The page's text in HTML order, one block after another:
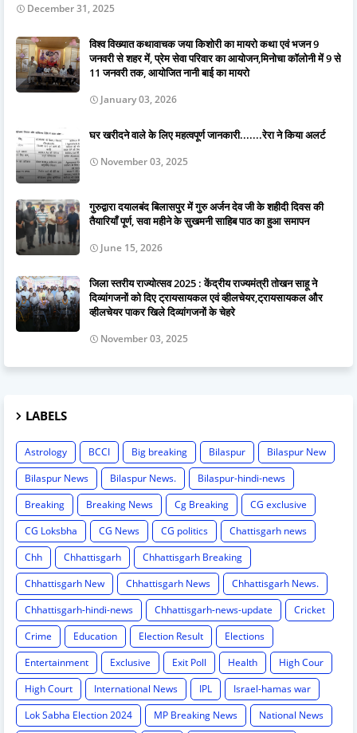
December 31, 2025
विश्व विख्यात कथावाचक जया किशोरी का मायरो कथा एवं भजन 9
जनवरी से शहर में, प्रेम सेवा परिवार का आयोजन,मिनोचा कॉलोनी में 9 से
11 जनवरी तक, आयोजित नानी बाई का मायरो
January 03, 2026
घर खरीदने वाले के लिए महत्वपूर्ण जानकारी.......रेरा ने किया अलर्ट
November 03, 2025
गुरुद्वारा दयालबंद बिलासपुर में गुरु अर्जन देव जी के शहीदी दिवस की
तैयारियाँ पूर्ण, सवा महीने के सुखमनी साहिब पाठ का हुआ समापन
June 15, 2026
जिला स्तरीय राज्योत्सव 2025 : केंद्रीय राज्यमंत्री तोखन साहू ने
दिव्यांगजनों को दिए ट्रायसायकल एवं व्हीलचेयर,ट्रायसायकल और
व्हीलचेयर पाकर खिले दिव्यांगजनों के चेहरे
November 03, 2025
LABELS
Astrology BCCI Big breaking Bilaspur
Bilaspur New
Bilaspur News
Bilaspur News.
Bilaspur-hindi-news
Breaking
Breaking News Cg Breaking
CG exclusive
CG Loksbha
CG News CG politics
Chattisgarh news
Chh
Chhattisgarh
Chhattisgarh Breaking
Chhattisgarh New
Chhattisgarh News
Chhattisgarh News.
Chhattisgarh-hindi-news
Chhattisgarh-news-update
Cricket
Crime
Education Election Result
Elections
Entertainment
Exclusive Exit Poll Health
High Cour
High Court
International News IPL
Israel-hamas war
Lok Sabha Election 2024
MP Breaking News
National News